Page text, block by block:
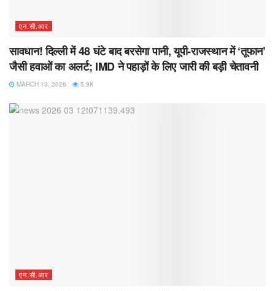
एन.सी.आर
सावधान! दिल्ली में 48 घंटे बाद बरसेगा पानी, यूपी-राजस्थान में ‘तूफान’
जैसी हवाओं का अलर्ट; IMD ने पहाड़ों के लिए जारी की बड़ी चेतावनी
MARCH 13, 2026 5.9K
एन.सी.आर